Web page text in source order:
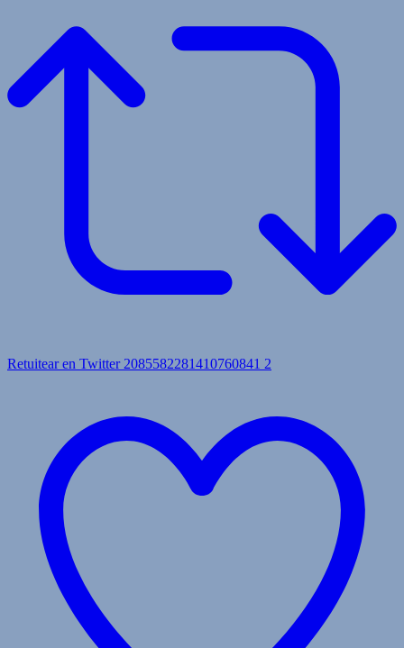
Retuitear en Twitter 2085582281410760841 2